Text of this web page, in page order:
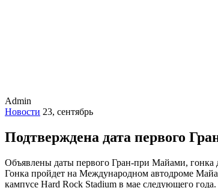
Admin
Новости 23, сентябрь
Подтверждена дата первого
Объявлены даты первого Гран-при Майами, гонка
Гонка пройдет на Международном автодроме
кампусе Hard Rock Stadium в мае следующего года.